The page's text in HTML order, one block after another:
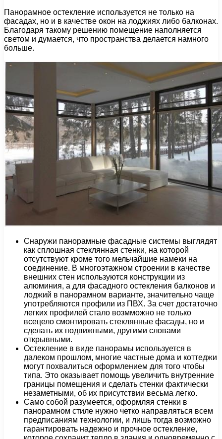
Панорамное остекление используется не только на
фасадах, но и в качестве окон на лоджиях либо балконах.
Благодаря такому решению помещение наполняется
светом и думается, что пространства делается намного
больше.
Снаружи панорамные фасадные системы выглядят
как сплошная стеклянная стенки, на которой
отсутствуют кроме того мельчайшие намеки на
соединение. В многоэтажном строении в качестве
внешних стен используются конструкции из
алюминия, а для фасадного остекления балконов и
лоджий в панорамном варианте, значительно чаще
употребляются профили из ПВХ. За счет достаточно
легких профилей стало возмможно не только
всецело смонтировать стеклянные фасады, но и
сделать их подвижными, другими словами
открывными.
Остекление в виде панорамы используется в
далеком прошлом, многие частные дома и коттеджи
могут похвалиться оформлением для того чтобы
типа. Это оказывает помощь увеличить внутренние
границы помещения и сделать стенки фактически
незаметными, об их присутствии весьма легко.
Само собой разумеется, оформляя стенки в
панорамном стиле нужно четко направляться всем
предписаниям технологии, и лишь тогда возможно
гарантировать надежно и прочное остекление,